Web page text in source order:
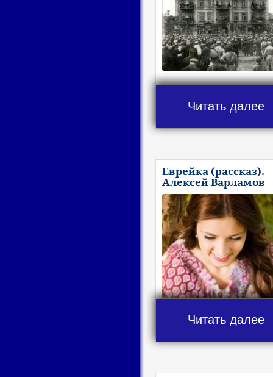
Читать далее
Еврейка (рассказ).
Алексей Варламов
Читать далее